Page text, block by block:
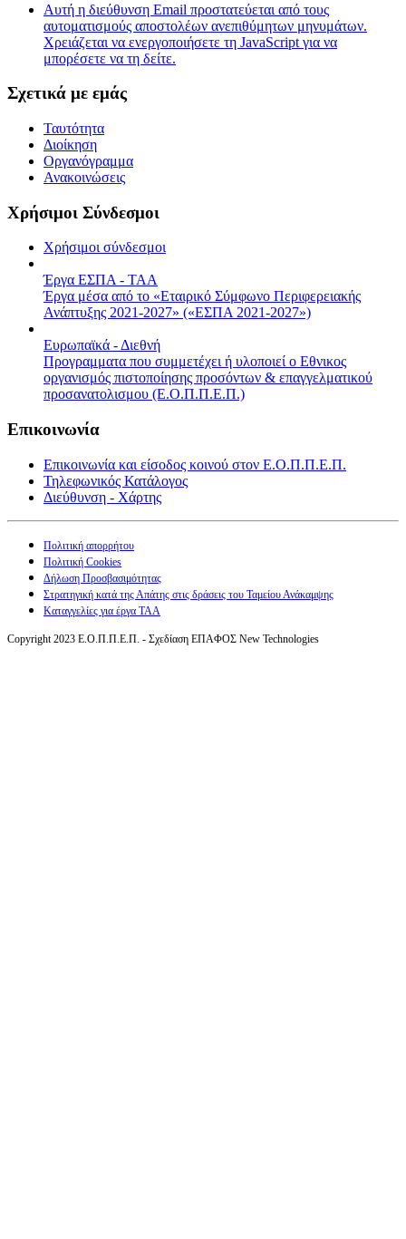
Αυτή η διεύθυνση Email προστατεύεται από τους
αυτοματισμούς αποστολέων ανεπιθύμητων μηνυμάτων.
Χρειάζεται να ενεργοποιήσετε τη JavaScript για να
μπορέσετε να τη δείτε.
Σχετικά με εμάς
Ταυτότητα
Διοίκηση
Οργανόγραμμα
Ανακοινώσεις
Χρήσιμοι Σύνδεσμοι
Χρήσιμοι σύνδεσμοι
Έργα ΕΣΠΑ - ΤΑΑ
Έργα μέσα από το «Εταιρικό Σύμφωνο Περιφερειακής
Ανάπτυξης 2021-2027» («ΕΣΠΑ 2021-2027»)
Ευρωπαϊκά - Διεθνή
Προγραμματα που συμμετέχει ή υλοποιεί ο Εθνικος
οργανισμός πιστοποίησης προσόντων & επαγγελματικού
προσανατολισμου (Ε.Ο.Π.Π.Ε.Π.)
Επικοινωνία
Επικοινωνία και είσοδος κοινού στον Ε.Ο.Π.Π.Ε.Π.
Τηλεφωνικός Κατάλογος
Διεύθυνση - Χάρτης
Πολιτική απορρήτου
Πολιτική Cookies
Δήλωση Προσβασιμότητας
Στρατηγική κατά της Απάτης στις δράσεις του Ταμείου Ανάκαμψης
Καταγγελίες για έργα ΤΑΑ
Copyright 2023 Ε.Ο.Π.Π.Ε.Π. - Σχεδίαση ΕΠΑΦΟΣ New Technologies